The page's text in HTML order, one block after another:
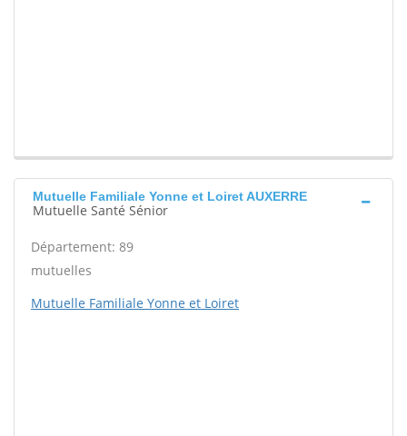
Mutuelle Familiale Yonne et Loiret AUXERRE
Mutuelle Santé Sénior
Département: 89
mutuelles
Mutuelle Familiale Yonne et Loiret